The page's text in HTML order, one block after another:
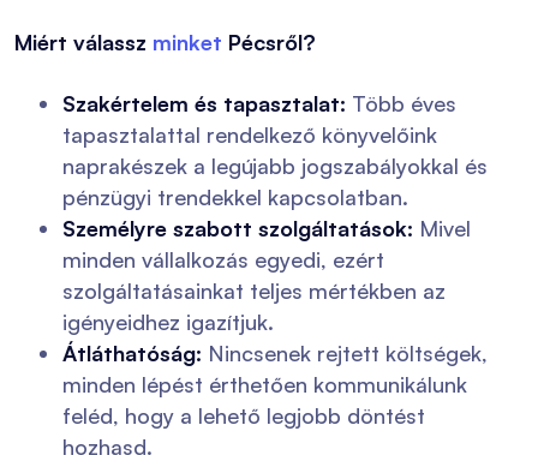
Miért válassz minket Pécsről?
Szakértelem és tapasztalat: Több éves
tapasztalattal rendelkező könyvelőink
naprakészek a legújabb jogszabályokkal és
pénzügyi trendekkel kapcsolatban.
Személyre szabott szolgáltatások: Mivel
minden vállalkozás egyedi, ezért
szolgáltatásainkat teljes mértékben az
igényeidhez igazítjuk.
Átláthatóság: Nincsenek rejtett költségek,
minden lépést érthetően kommunikálunk
feléd, hogy a lehető legjobb döntést
hozhasd.